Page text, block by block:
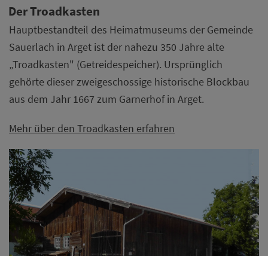
Der Troadkasten
Hauptbestandteil des Heimatmuseums der Gemeinde
Sauerlach in Arget ist der nahezu 350 Jahre alte
„Troadkasten" (Getreidespeicher). Ursprünglich
gehörte dieser zweigeschossige historische Blockbau
aus dem Jahr 1667 zum Garnerhof in Arget.
Mehr über den Troadkasten erfahren